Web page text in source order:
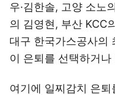
우·김한솔, 고양 소노
의 김영현, 부산 KCC
대구 한국가스공사의
이 은퇴를 선택하거
여기에 일찌감치 은